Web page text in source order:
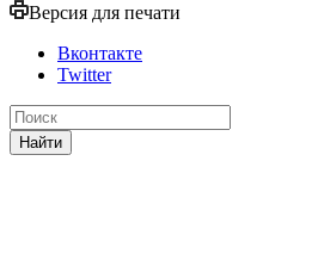
Версия для печати
Вконтакте
Twitter
Найти